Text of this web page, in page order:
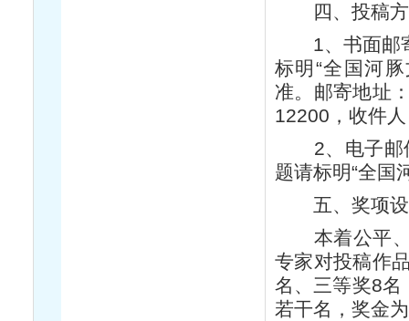
四、投稿
1、书面邮寄
标明“全国河
准。邮寄地址
12200，收件
2、电子邮件
题请标明“全国
五、奖项
本着公平、
专家对投稿作
名、三等奖8名
若干名，奖金